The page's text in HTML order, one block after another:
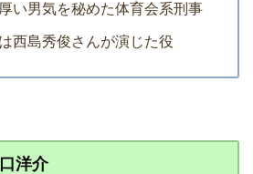
い男気を秘めた体育会系刑事
西島秀俊さんが演じた役
洋介